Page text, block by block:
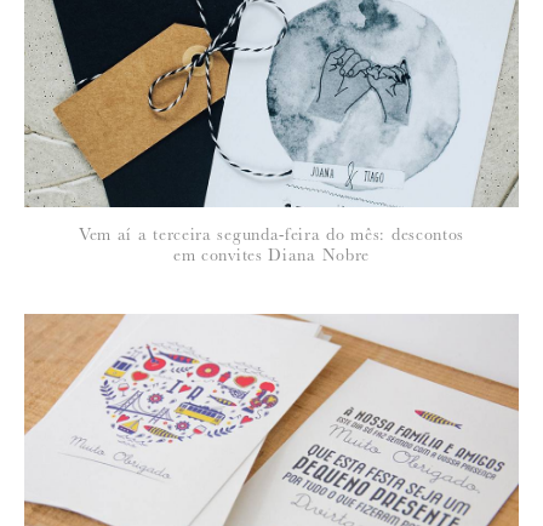
NOME*
Para saber como tratamos e protegemos os seus dados, leia a nossa
política de privacidade
Vem aí a terceira segunda-feira do mês: descontos
em convites Diana Nobre